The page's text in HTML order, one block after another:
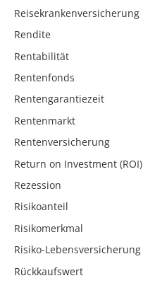
Reisekrankenversicherung
Rendite
Rentabilität
Rentenfonds
Rentengarantiezeit
Rentenmarkt
Rentenversicherung
Return on Investment (ROI)
Rezession
Risikoanteil
Risikomerkmal
Risiko-Lebensversicherung
Rückkaufswert